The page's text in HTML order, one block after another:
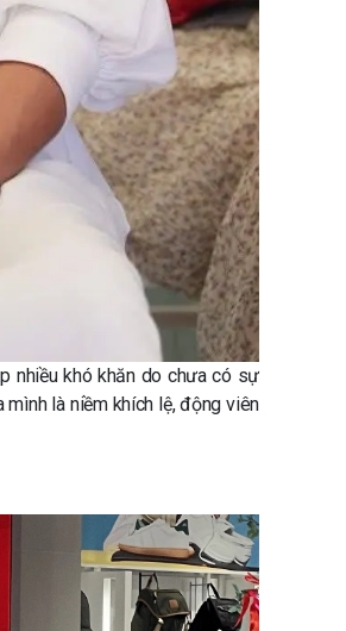
nhiều khó khăn do chưa có sự
mình là niềm khích lệ, động viên